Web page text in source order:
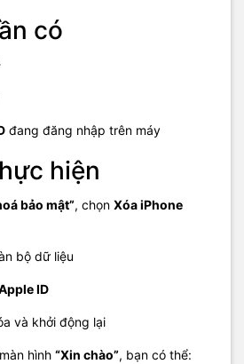
có
đang đăng nhập trên máy
hiện
bảo mật”, chọn Xóa iPhone
bộ dữ liệu
ID
và khởi động lại
hình “Xin chào”, bạn có thể: